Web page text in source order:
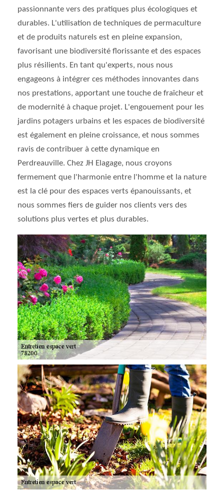
passionnante vers des pratiques plus écologiques et
durables. L'utilisation de techniques de permaculture
et de produits naturels est en pleine expansion,
favorisant une biodiversité florissante et des espaces
plus résilients. En tant qu'experts, nous nous
engageons à intégrer ces méthodes innovantes dans
nos prestations, apportant une touche de fraîcheur et
de modernité à chaque projet. L'engouement pour les
jardins potagers urbains et les espaces de biodiversité
est également en pleine croissance, et nous sommes
ravis de contribuer à cette dynamique en
Perdreauville. Chez JH Elagage, nous croyons
fermement que l'harmonie entre l'homme et la nature
est la clé pour des espaces verts épanouissants, et
nous sommes fiers de guider nos clients vers des
solutions plus vertes et plus durables.